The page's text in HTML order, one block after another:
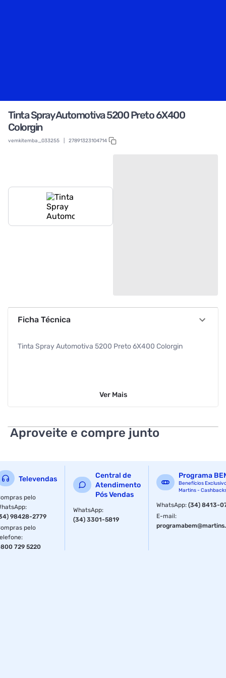
Tinta Spray Automotiva 5200 Preto 6X400
Colorgin
vemkitemba_033255 27891323104714
Ficha Técnica
Tinta Spray Automotiva 5200 Preto 6X400 Colorgin
Ver Mais
Aproveite e compre junto
Televendas
pelo
:
98428-2779
pelo
:
729 5220
Central de
Atendimento
Pós Vendas
WhatsApp:
(34) 3301-5819
Programa
Benefícios
Martins -
WhatsApp:(34) 8413-
E-mail: